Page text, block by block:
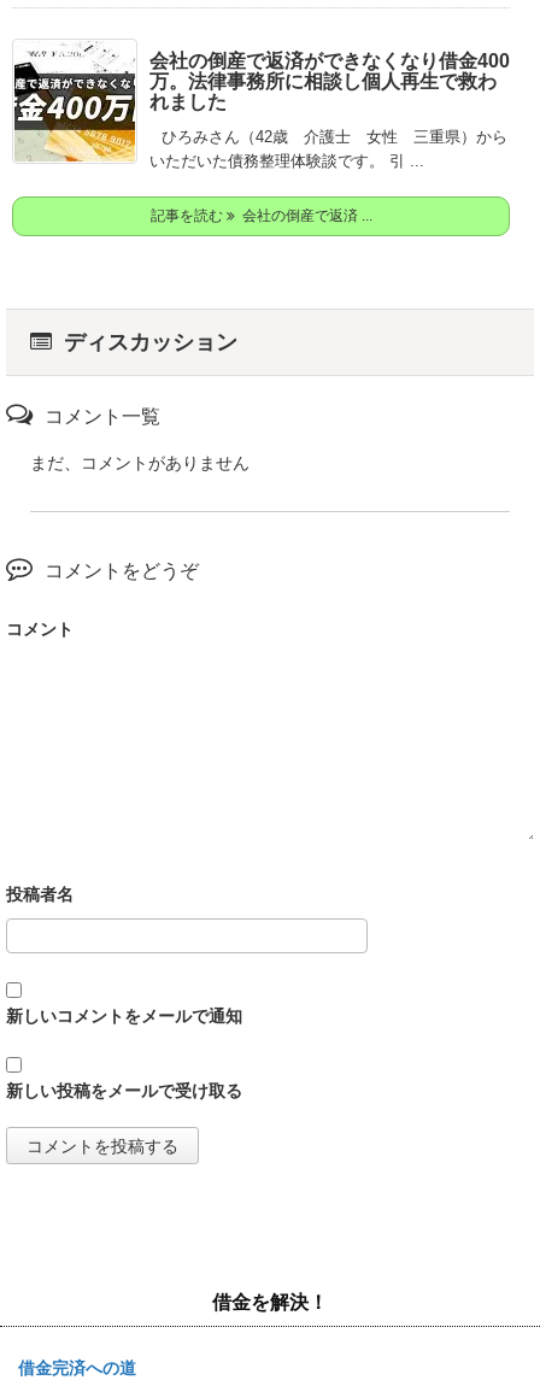
会社の倒産で返済ができなくなり借金400
万。法律事務所に相談し個人再生で救わ
れました
ひろみさん（42歳 介護士 女性 三重県）から
いただいた債務整理体験談です。 引 ...
記事を読む 会社の倒産で返済 ...
ディスカッション
コメント一覧
まだ、コメントがありません
コメントをどうぞ
コメント
新しいコメントをメールで通知
新しい投稿をメールで受け取る
借金を解決！
借金完済への道